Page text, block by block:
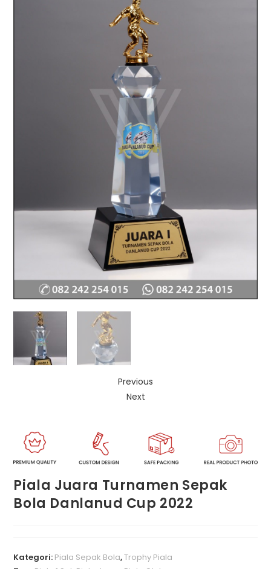
Previous
Next
Piala Juara Turnamen Sepak
Bola Danlanud Cup 2022
Kategori: Piala Sepak Bola,Trophy Piala